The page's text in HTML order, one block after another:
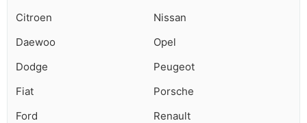
Citroen
Nissan
Daewoo
Opel
Dodge
Peugeot
Fiat
Porsche
Ford
Renault